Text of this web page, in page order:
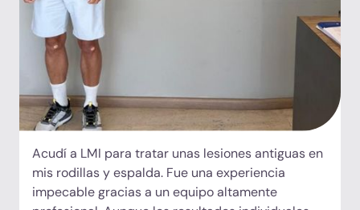
Acudí a LMI para tratar unas lesiones antiguas en
mis rodillas y espalda. Fue una experiencia
impecable gracias a un equipo altamente